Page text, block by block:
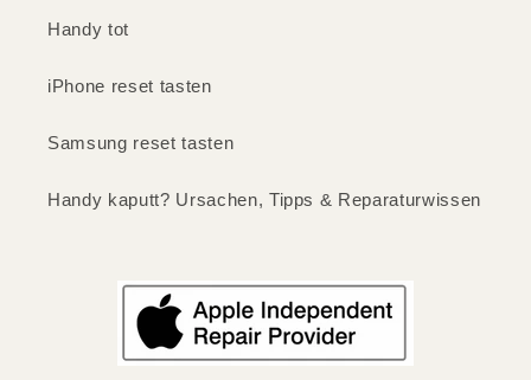
Handy tot
iPhone reset tasten
Samsung reset tasten
Handy kaputt? Ursachen, Tipps & Reparaturwissen